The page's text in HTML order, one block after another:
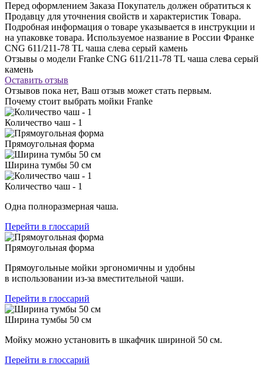
Перед оформлением Заказа Покупатель должен обратиться к
Продавцу для уточнения свойств и характеристик Товара.
Подробная информация о товаре указывается в инструкции и
на упаковке товара. Используемое название в России Франке
CNG 611/211-78 TL чаша слева серый камень
Отзывы о модели Franke CNG 611/211-78 TL чаша слева серый
камень
Оставить отзыв
Отзывов пока нет, Ваш отзыв может стать первым.
Почему стоит выбрать мойки Franke
Количество чаш - 1
Прямоугольная форма
Ширина тумбы 50 см
Количество чаш - 1
Одна полноразмерная чаша.
Перейти в глоссарий
Прямоугольная форма
Прямоугольные мойки эргономичны и удобны
в использовании из-за вместительной чаши.
Перейти в глоссарий
Ширина тумбы 50 см
Мойку можно установить в шкафчик шириной 50 см.
Перейти в глоссарий